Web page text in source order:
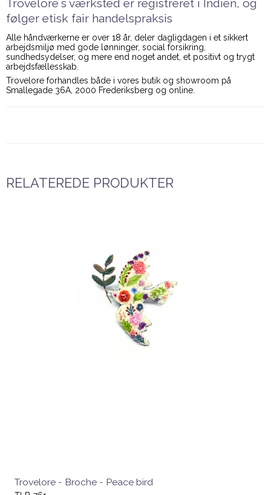
Trovelore´s værksted er registreret i Indien, og
følger etisk fair handelspraksis
Alle håndværkerne er over 18 år, deler dagligdagen i et sikkert
arbejdsmiljø med gode lønninger, social forsikring,
sundhedsydelser, og mere end noget andet, et positivt og trygt
arbejdsfællesskab.
Trovelore forhandles både i vores butik og showroom på
Smallegade 36A, 2000 Frederiksberg og online.
RELATEREDE PRODUKTER
Trovelore - Broche - Peace bird